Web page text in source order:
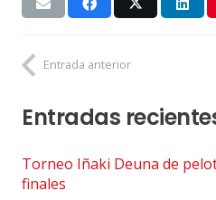
Entrada anterior
Entradas
Torneo Iñaki Deuna de
finales